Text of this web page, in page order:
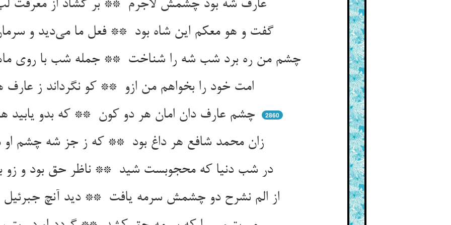
گفت و هو معکم این شاه بود ** فعل ما می‌دید و سرمان می‌شنود
امت خود را بخواهم من ازو ** کو نگرداند ز عارف هیچ رو
چشم عارف دان امان هر دو کون ** که بدو یابید هر بهرام عون
2860
زان محمد شافع هر داغ بود ** که ز جز شه چشم او مازاغ بود
در شب دنیا که محجوبست شید ** ناظر حق بود و زو بودش امید
از الم نشرح دو چشمش سرمه یافت ** دید آنچ جبرئیل آن بر نتافت